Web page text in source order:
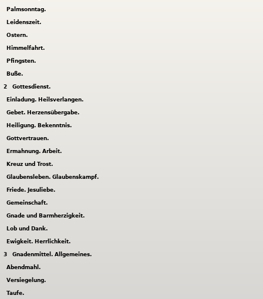
Palmsonntag.
Leidenszeit.
Ostern.
Himmelfahrt.
Pfingsten.
Buße.
2 Gottesdienst.
Einladung. Heilsverlangen.
Gebet. Herzensübergabe.
Heiligung. Bekenntnis.
Gottvertrauen.
Ermahnung. Arbeit.
Kreuz und Trost.
Glaubensleben. Glaubenskampf.
Friede. Jesuliebe.
Gemeinschaft.
Gnade und Barmherzigkeit.
Lob und Dank.
Ewigkeit. Herrlichkeit.
3 Gnadenmittel. Allgemeines.
Abendmahl.
Versiegelung.
Taufe.